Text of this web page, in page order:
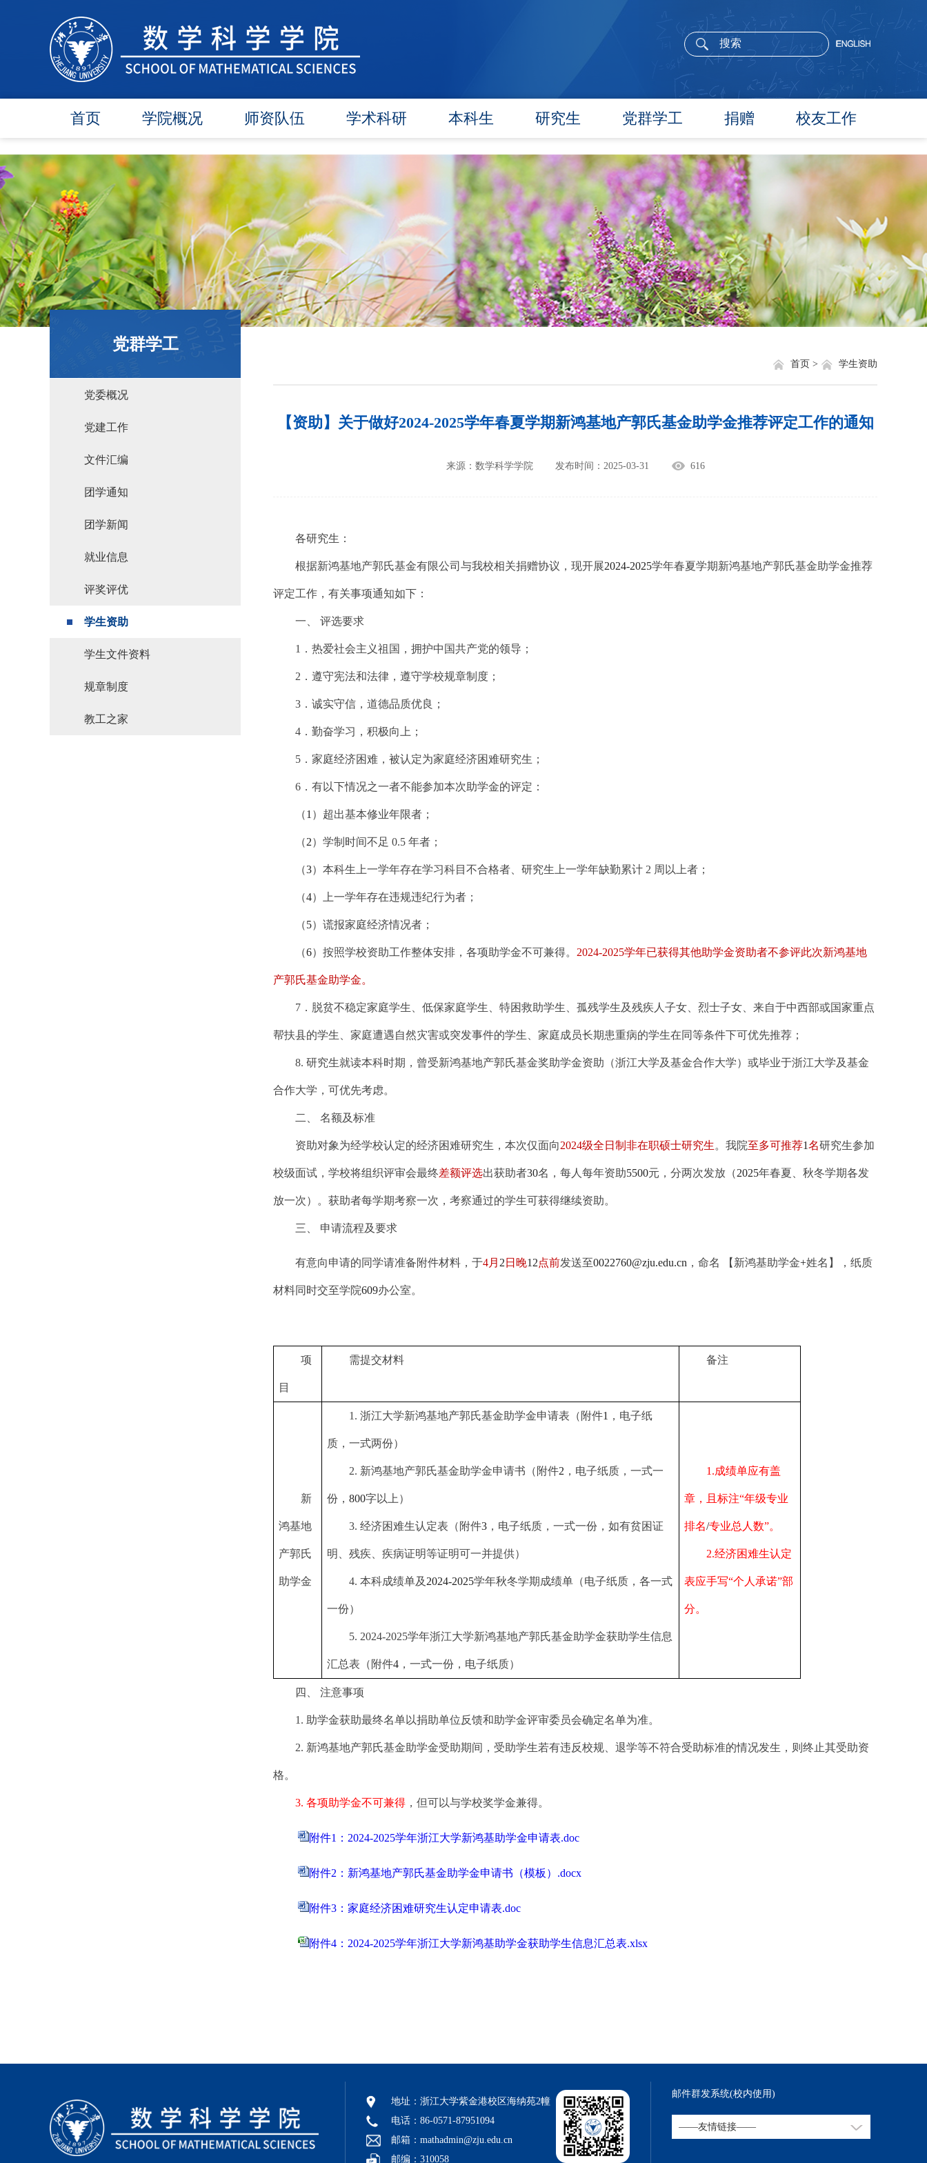
首页 学院概况
学院简介
学院领导
各委员会
办事指南
行政团队
师资队伍
在任教师
博导师资
硕导师资
退休教师
人才引进
政策文件
学术科研
学术团队
学术活动
信息公告
文件汇编
本科生
信息公告
教研动态
学籍管理
实践教学
对外交流
培养方案
研究生
信息公告
招生工作
培养工作
毕业学位
政策文件
党群学工
党委概况
党建工作
文件汇编
团学通知
团学新闻
就业信息
学生文件资料
规章制度
捐赠 校友工作
院长寄语
活动通告
校友新闻
校友风采
校友名录
相关网站链接
关于我们
党群学工
党委概况
党建工作
文件汇编
团学通知
团学新闻
就业信息
评奖评优
学生资助
学生文件资料
规章制度
教工之家
学生资助
首页 >
【资助】关于做好2024-2025学年春夏学期新鸿基地产郭氏基金助学金推荐评定工作的通知
来源：数学科学学院 发布时间：2025-03-31 616
各研究生：
根据新鸿基地产郭氏基金有限公司与我校相关捐赠协议，现开展2024-2025学年春夏学期新鸿基地产郭氏基金助学金推荐
评定工作，有关事项通知如下：
一、 评选要求
1 ．热爱社会主义祖国，拥护中国共产党的领导；
2 ．遵守宪法和法律，遵守学校规章制度；
3 ．诚实守信，道德品质优良；
4 ．勤奋学习，积极向上；
5 ．家庭经济困难，被认定为家庭经济困难研究生；
6 ．有以下情况之一者不能参加本次助学金的评定：
（1 ）超出基本修业年限者；
（2）学制时间不足 0.5 年者；
（3）本科生上一学年存在学习科目不合格者、研究生上一学年缺勤累计 2 周以上者；
（4）上一学年存在违规违纪行为者；
（5）谎报家庭经济情况者；
（6）按照学校资助工作整体安排，各项助学金不可兼得。 2024-2025学年已获得其他助学金资助者不参评此次新鸿基地
产郭氏基金助学金。
7 ．脱贫不稳定家庭学生、低保家庭学生、特困救助学生、孤残学生及残疾人子女、烈士子女、来自于中西部或国家重点
帮扶县的学生、家庭遭遇自然灾害或突发事件的学生、家庭成员长期患重病的学生在同等条件下可优先推荐；
8. 研究生就读本科时期，曾受新鸿基地产郭氏基金奖助学金资助（浙江大学及基金合作大学）或毕业于浙江大学及基金
合作大学，可优先考虑。
二、 名额及标准
资助对象为经学校认定的经济困难研究生，本次仅面向2024级全日制非在职硕士研究生。我院至多可推荐1名研究生参加
校级面试，学校将组织评审会最终差额评选出获助者30名 ，每人每年资助5500元 ，分两次发放（2025年春夏、秋冬学期各发
放一次）。获助者每学期考察一次，考察通过的学生可获得继续资助。
三、 申请流程及要求
有意向申请的同学请准备附件材料，于4月 2 日晚12点前发送至0022760@zju.edu.cn ，命名 【新鸿基助学金+姓名】，纸质
材料同时交至学院609办公室。
项
目
需提交材料 备注
新
鸿基地
产郭氏
助学金
1. 浙江大学新鸿基地产郭氏基金助学金申请表（附件1 ，电子纸
质，一式两份）
2. 新鸿基地产郭氏基金助学金申请书（附件2 ，电子纸质，一式一
份， 800字以上）
3. 经济困难生认定表（附件3 ，电子纸质，一式一份，如有贫困证
明、残疾、疾病证明等证明可一并提供）
4. 本科成绩单及 2024-2025学年秋冬学期成绩单（电子纸质，各一式
一份）
5. 2024-2025学年浙江大学新鸿基地产郭氏基金助学金获助学生信息
汇总表（附件4 ，一式一份，电子纸质）
1.成绩单应有盖
章，且标注“年级专业
排名/专业总人数”。
2.经济困难生认定
表应手写“个人承诺”部
分。
四、 注意事项
1. 助学金获助最终名单以捐助单位反馈和助学金评审委员会确定名单为准。
2. 新鸿基地产郭氏基金助学金受助期间，受助学生若有违反校规、退学等不符合受助标准的情况发生，则终止其受助资
格。
3. 各项助学金不可兼得 ，但可以与学校奖学金兼得。
附件1：2024-2025学年浙江大学新鸿基助学金申请表.doc
附件2：新鸿基地产郭氏基金助学金申请书（模板）.docx
附件3：家庭经济困难研究生认定申请表.doc
附件4：2024-2025学年浙江大学新鸿基助学金获助学生信息汇总表.xlsx
地址：浙江大学紫金港校区海纳苑2幢
电话：86-0571-87951094
邮箱：mathadmin@zju.edu.cn
邮编：310058
邮件群发系统(校内使用)